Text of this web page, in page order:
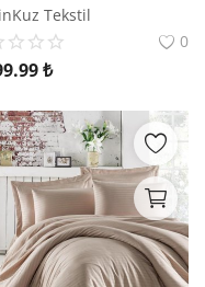
Tekstil
0
₺